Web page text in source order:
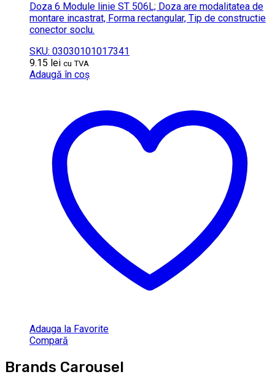
Doza 6 Module linie ST 506L; Doza are modalitatea de
montare incastrat, Forma rectangular, Tip de constructie
conector soclu.
SKU: 03030101017341
9.15 lei cu TVA
Adaugă în coș
Adauga la Favorite
Compară
Brands Carousel